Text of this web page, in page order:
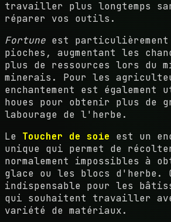
travailler plus longtemps
réparer vos outils.
Fortune est
pioches, augmentant les
plus de ressources lors du
minerais. Pour les
enchantement est
houes pour obtenir plus de
labourage de l'herbe.
Le Toucher de soie est un
unique qui permet de
normalement impossibles à
glace ou les blocs
indispensable pour les
qui souhaitent travailler
variété de matériaux.